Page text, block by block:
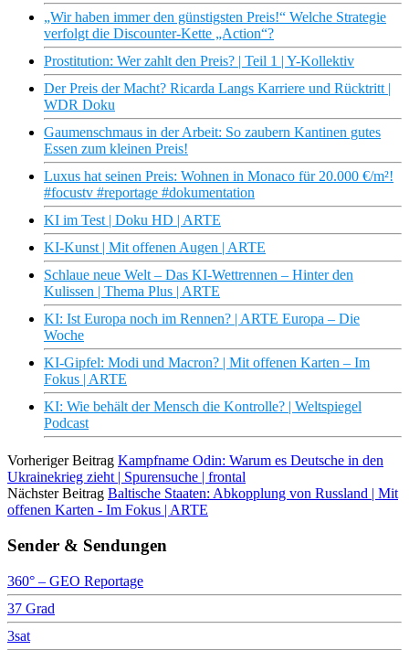
„Wir haben immer den günstigsten Preis!“ Welche Strategie
verfolgt die Discounter-Kette „Action“?
Prostitution: Wer zahlt den Preis? | Teil 1 | Y-Kollektiv
Der Preis der Macht? Ricarda Langs Karriere und Rücktritt |
WDR Doku
Gaumenschmaus in der Arbeit: So zaubern Kantinen gutes
Essen zum kleinen Preis!
Luxus hat seinen Preis: Wohnen in Monaco für 20.000 €/m²!
#focustv #reportage #dokumentation
KI im Test | Doku HD | ARTE
KI-Kunst | Mit offenen Augen | ARTE
Schlaue neue Welt – Das KI-Wettrennen – Hinter den
Kulissen | Thema Plus | ARTE
KI: Ist Europa noch im Rennen? | ARTE Europa – Die
Woche
KI-Gipfel: Modi und Macron? | Mit offenen Karten – Im
Fokus | ARTE
KI: Wie behält der Mensch die Kontrolle? | Weltspiegel
Podcast
Vorheriger Beitrag Kampfname Odin: Warum es Deutsche in den
Ukrainekrieg zieht | Spurensuche | frontal
Nächster Beitrag Baltische Staaten: Abkopplung von Russland | Mit
offenen Karten - Im Fokus | ARTE
Sender & Sendungen
360° – GEO Reportage
37 Grad
3sat